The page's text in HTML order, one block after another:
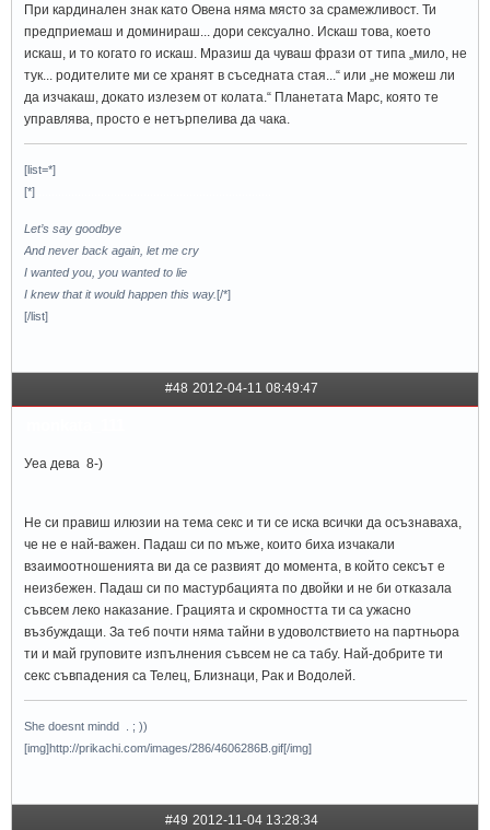
При кардинален знак като Овена няма място за срамежливост. Ти
предприемаш и доминираш... дори сексуално. Искаш това, което
искаш, и то когато го искаш. Мразиш да чуваш фрази от типа „мило, не
тук... родителите ми се хранят в съседната стая...“ или „не можеш ли
да изчакаш, докато излезем от колата.“ Планетата Марс, която те
управлява, просто е нетърпелива да чака.
[list=*]
[*]
Let’s say goodbye
And never back again, let me cry
I wanted you, you wanted to lie
I knew that it would happen this way.[/*]
[/list]
#48 2012-04-11 08:49:47
Уеа дева 8-)
Не си правиш илюзии на тема секс и ти се иска всички да осъзнаваха,
че не е най-важен. Падаш си по мъже, които биха изчакали
взаимоотношенията ви да се развият до момента, в който сексът е
неизбежен. Падаш си по мастурбацията по двойки и не би отказала
съвсем леко наказание. Грацията и скромността ти са ужасно
възбуждащи. За теб почти няма тайни в удоволствието на партньора
ти и май груповите изпълнения съвсем не са табу. Най-добрите ти
секс съвпадения са Телец, Близнаци, Рак и Водолей.
She doesnt mindd . ; ))
[img]http://prikachi.com/images/286/4606286B.gif[/img]
#49 2012-11-04 13:28:34